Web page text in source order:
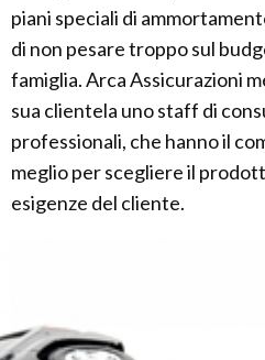
piani speciali di
di non pesare troppo sul
famiglia. Arca Assicurazioni
sua clientela uno staff di
professionali, che hanno il
meglio per scegliere il
esigenze del cliente.